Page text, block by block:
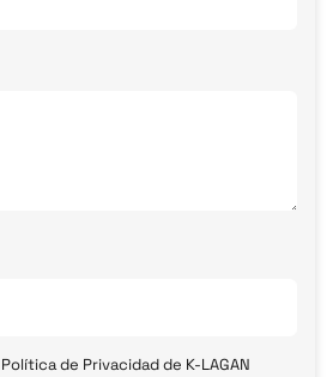
Política de Privacidadde K-LAGAN